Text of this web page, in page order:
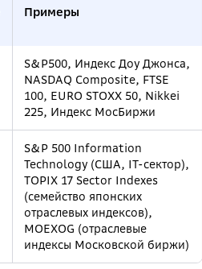
Примеры
S&P500, Индекс Доу Джонса,
NASDAQ Composite, FTSE
100, EURO STOXX 50, Nikkei
225, Индекс МосБиржи
S&P 500 Information
Technology (США, IТ-сектор),
TOPIX 17 Sector Indexes
(семейство японских
отраслевых индексов),
MOEXOG (отраслевые
индексы Московской биржи)